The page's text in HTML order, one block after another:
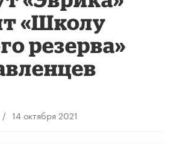
«Школу
резерва»
/ 14 октября 2021